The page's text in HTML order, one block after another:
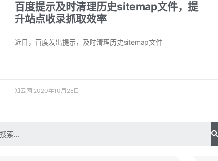
百度提示及时清理历史sitemap文件，提
升站点收录抓取效率
近日，百度发出提示，及时清理历史sitemap文件
知云网 2020年10月28日